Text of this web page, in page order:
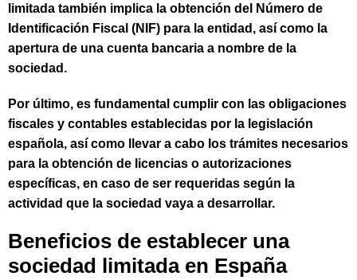
limitada también implica la obtención del Número de
Identificación Fiscal (NIF) para la entidad, así como la
apertura de una cuenta bancaria a nombre de la
sociedad.
Por último, es fundamental cumplir con las obligaciones
fiscales y contables establecidas por la legislación
española, así como llevar a cabo los trámites necesarios
para la obtención de licencias o autorizaciones
específicas, en caso de ser requeridas según la
actividad que la sociedad vaya a desarrollar.
Beneficios de establecer una
sociedad limitada en España